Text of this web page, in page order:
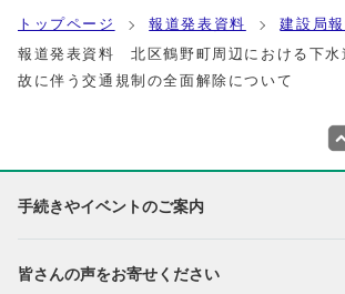
トップページ 報道発表資料
建設局
報道発表資料 北区鶴野町周辺における下水
故に伴う交通規制の全面解除について
手続きやイベントのご案内
皆さんの声をお寄せください